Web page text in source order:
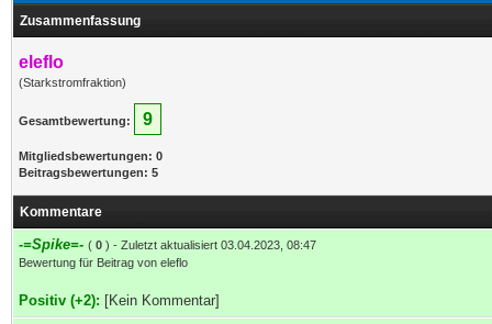
Zusammenfassung
eleflo
(Starkstromfraktion)
Gesamtbewertung: 9
Mitgliedsbewertungen: 0
Beitragsbewertungen: 5
Kommentare
-=Spike=- ( 0 ) - Zuletzt aktualisiert 03.04.2023, 08:47
Bewertung für Beitrag von eleflo
Positiv (+2): [Kein Kommentar]